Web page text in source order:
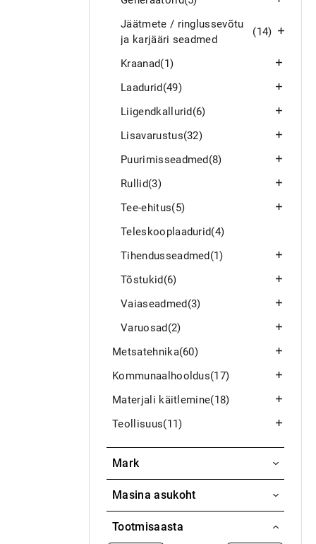
Jäätmete / ringlussevõtu
ja karjääri seadmed
(14)
Kraanad(1)
Laadurid(49)
Liigendkallurid(6)
Lisavarustus(32)
Puurimisseadmed(8)
Rullid(3)
Tee-ehitus(5)
Teleskooplaadurid(4)
Tihendusseadmed(1)
Tõstukid(6)
Vaiaseadmed(3)
Varuosad(2)
Metsatehnika(60)
Kommunaalhooldus(17)
Materjali käitlemine(18)
Teollisuus(11)
Mark
Flipper
Palko
Masina asukoht
Aavasaksa / Ylitornio
Tootmisaasta